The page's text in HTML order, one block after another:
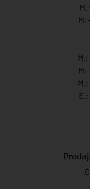
M.
M:
M.:
M:
M.:
E.: